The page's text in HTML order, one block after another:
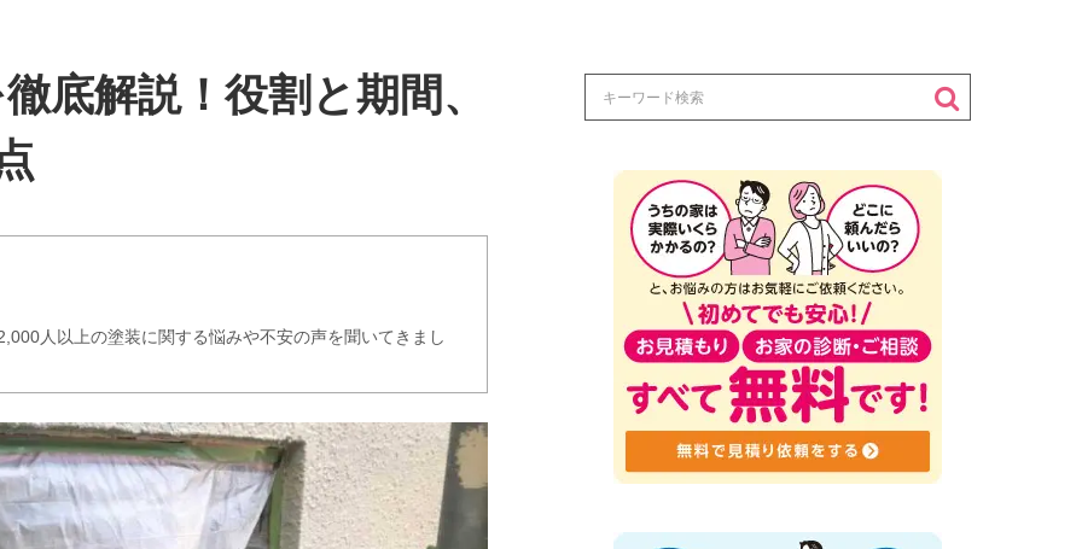
底解説！役割と期間、
人以上の塗装に関する悩みや不安の声を聞いてきまし